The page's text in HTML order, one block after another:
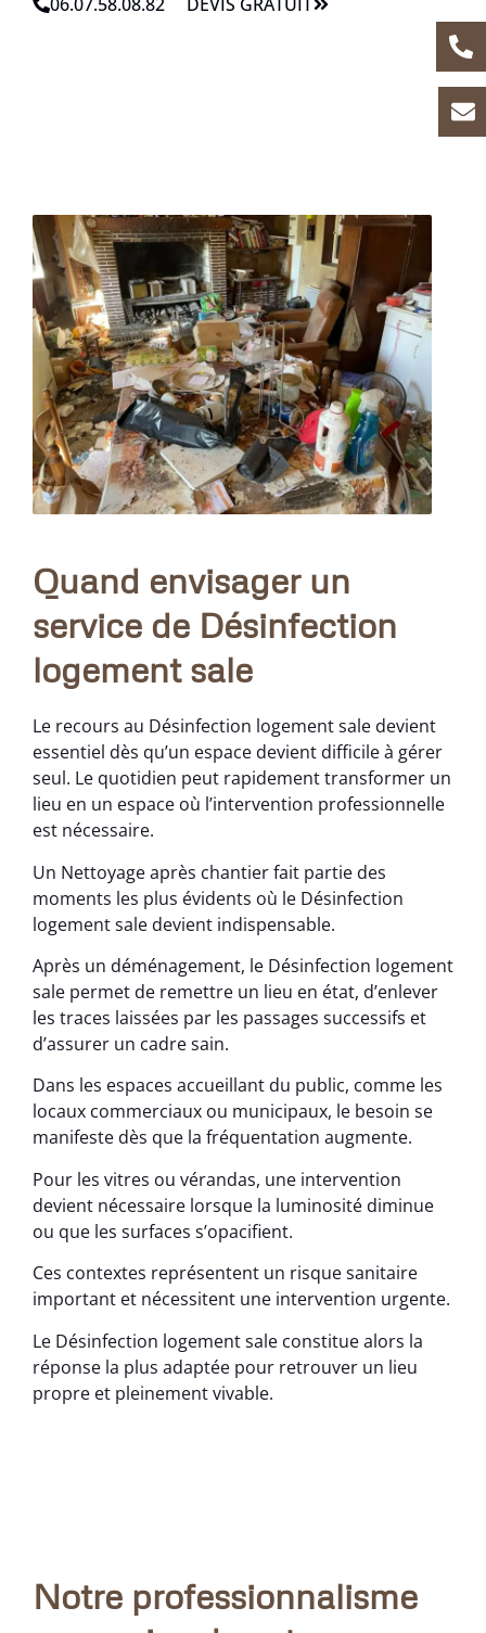
Quand envisager un
service de Désinfection
logement sale
Le recours au Désinfection logement sale devient
essentiel dès qu’un espace devient difficile à gérer
seul. Le quotidien peut rapidement transformer un
lieu en un espace où l’intervention professionnelle
est nécessaire.
Un Nettoyage après chantier fait partie des
moments les plus évidents où le Désinfection
logement sale devient indispensable.
Après un déménagement, le Désinfection logement
sale permet de remettre un lieu en état, d’enlever
les traces laissées par les passages successifs et
d’assurer un cadre sain.
Dans les espaces accueillant du public, comme les
locaux commerciaux ou municipaux, le besoin se
manifeste dès que la fréquentation augmente.
Pour les vitres ou vérandas, une intervention
devient nécessaire lorsque la luminosité diminue
ou que les surfaces s’opacifient.
Ces contextes représentent un risque sanitaire
important et nécessitent une intervention urgente.
Le Désinfection logement sale constitue alors la
réponse la plus adaptée pour retrouver un lieu
propre et pleinement vivable.
Notre professionnalisme